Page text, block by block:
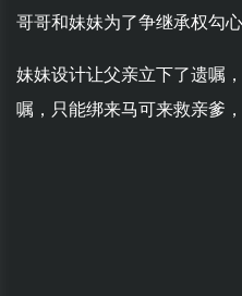
哥哥和妹妹为了争继承权勾心
妹妹设计让父亲立下了遗嘱
嘱，只能绑来马可来救亲爹